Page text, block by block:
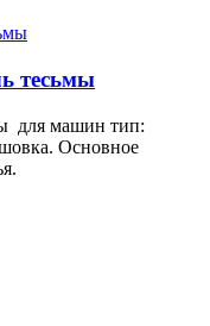
тесьмы
для машин тип:
Основное